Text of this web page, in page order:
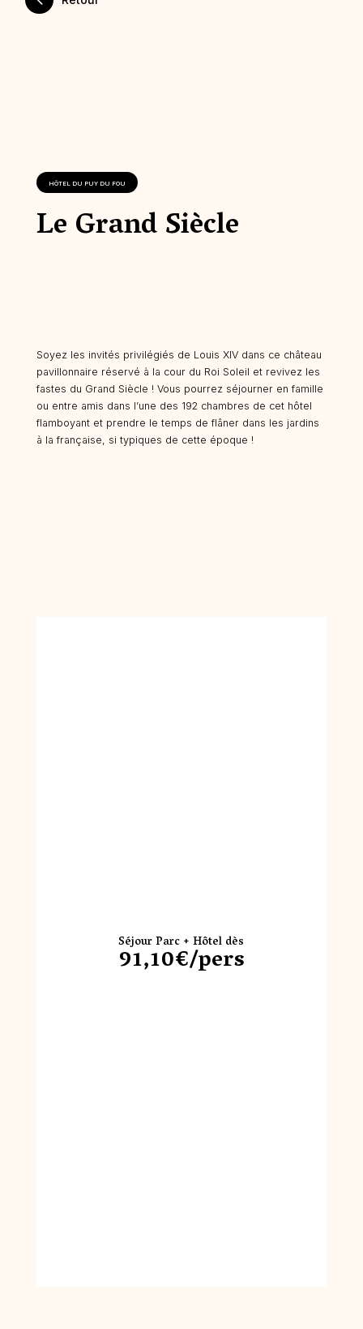
HÔTEL DU PUY DU FOU
Le Grand Siècle
Soyez les invités privilégiés de Louis XIV dans ce château
pavillonnaire réservé à la cour du Roi Soleil et revivez les
fastes du Grand Siècle ! Vous pourrez séjourner en famille
ou entre amis dans l’une des 192 chambres de cet hôtel
flamboyant et prendre le temps de flâner dans les jardins
à la française, si typiques de cette époque !
Séjour Parc + Hôtel dès
91,10€/pers